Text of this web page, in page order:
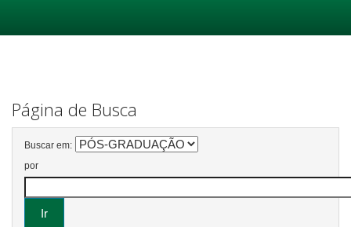
Página de Busca
Buscar em:
por